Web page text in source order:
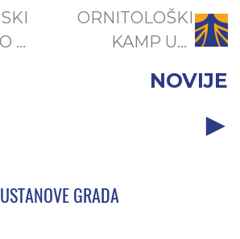
...
ORNITOLOŠKI
KAMP U...
NOVIJE
USTANOVE GRADA